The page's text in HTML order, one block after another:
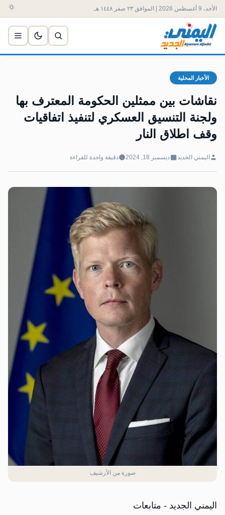
الأحد، 9 أغسطس 2026 | الموافق ٢٣ صفر ١٤٤٨ هـ
الأخبار المحلية
نقاشات بين ممثلين الحكومة المعترف بها
ولجنة التنسيق العسكري لتنفيذ اتفاقيات
وقف اطلاق النار
اليمني الجديد ديسمبر 18, 2024 دقيقة واحدة للقراءة
صورة من الأرشيف
اليمني الجديد - متابعات